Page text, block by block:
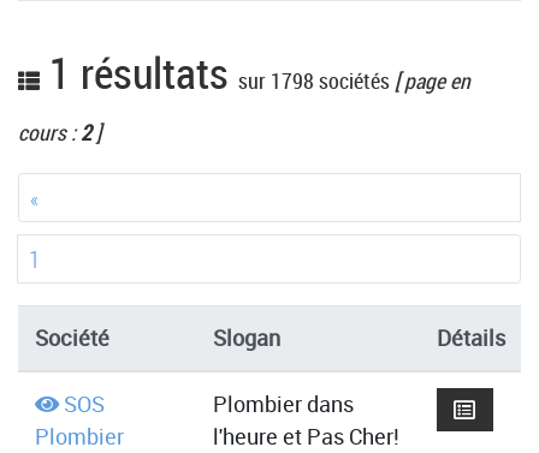
1 résultats sur 1798 sociétés [ page en
cours :2]
«
1
Société Slogan Détails
SOS
Plombier
Plombier dans
l'heure et Pas Cher!